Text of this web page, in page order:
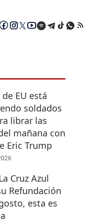
EU está
soldados
librar las
mañana con
Eric Trump
Cruz Azul
Refundación
esta es